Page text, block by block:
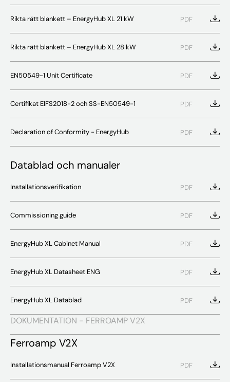
Rikta rätt blankett – EnergyHub XL 21 kW PDF
Rikta rätt blankett – EnergyHub XL 28 kW PDF
EN50549-1 Unit Certificate PDF
Certifikat EIFS2018-2 och SS-EN50549-1 PDF
Declaration of Conformity - EnergyHub PDF
Datablad och manualer
Installationsverifikation PDF
Commissioning guide PDF
EnergyHub XL Cabinet Manual PDF
EnergyHub XL Datasheet ENG PDF
EnergyHub XL Datablad PDF
DOKUMENTATION - FERROAMP V2X
Ferroamp V2X
Installationsmanual Ferroamp V2X PDF